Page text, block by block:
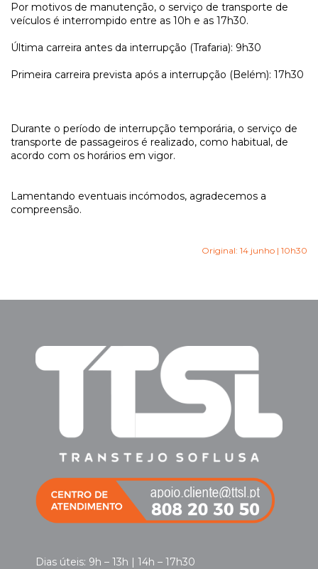
Por motivos de manutenção, o serviço de transporte de
veículos é interrompido entre as 10h e as 17h30.
Última carreira antes da interrupção (Trafaria): 9h30
Primeira carreira prevista após a interrupção (Belém): 17h30
Durante o período de interrupção temporária, o serviço de
transporte de passageiros é realizado, como habitual, de
acordo com os horários em vigor.
Lamentando eventuais incómodos, agradecemos a
compreensão.
Original: 14 junho | 10h30
Dias úteis: 9h – 13h | 14h – 17h30